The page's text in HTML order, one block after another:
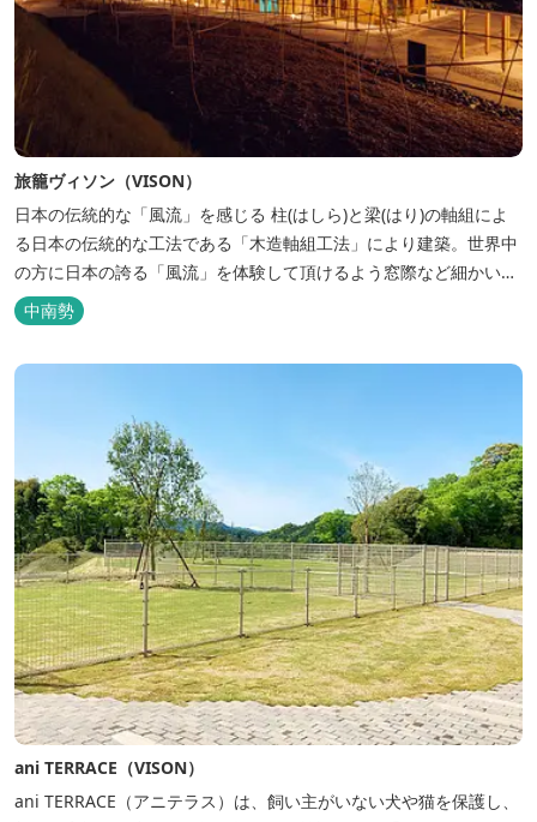
旅籠ヴィソン（VISON）
日本の伝統的な「風流」を感じる 柱(はしら)と梁(はり)の軸組によ
る日本の伝統的な工法である「木造軸組工法」により建築。世界中
の方に日本の誇る「風流」を体験して頂けるよう窓際など細かいデ
ィテールにこだわりました。4棟から成る旅籠棟では各棟1階に入居
するテナントプロデュースにより洗練された世界観を各客室でお楽
中南勢
ani TERRACE（VISON）
ani TERRACE（アニテラス）は、飼い主がいない犬や猫を保護し、